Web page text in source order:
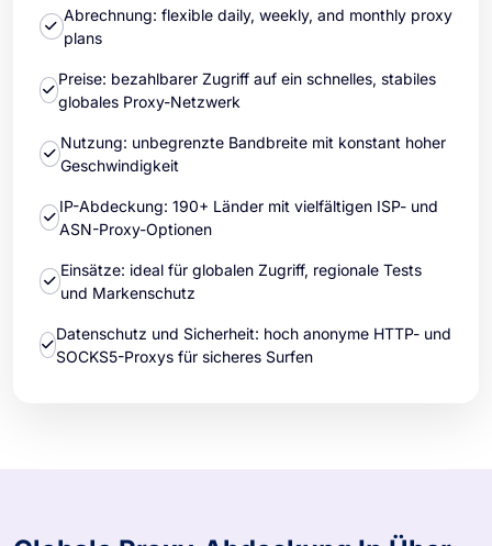
Abrechnung: flexible daily, weekly, and monthly proxy
plans
Preise: bezahlbarer Zugriff auf ein schnelles, stabiles
globales Proxy-Netzwerk
Nutzung: unbegrenzte Bandbreite mit konstant hoher
Geschwindigkeit
IP-Abdeckung: 190+ Länder mit vielfältigen ISP- und
ASN-Proxy-Optionen
Einsätze: ideal für globalen Zugriff, regionale Tests
und Markenschutz
Datenschutz und Sicherheit: hoch anonyme HTTP- und
SOCKS5-Proxys für sicheres Surfen